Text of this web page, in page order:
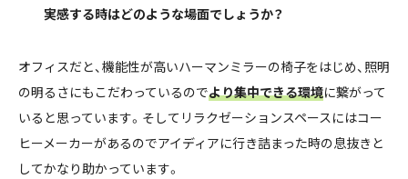
実感する時はどのような場面でしょうか？
オフィスだと、機能性が高いハーマンミラーの椅子をはじめ、照明
の明るさにもこだわっているのでより集中できる環境に繋がって
いると思っています。そしてリラクゼーションスペースにはコー
ヒーメーカーがあるのでアイディアに行き詰まった時の息抜きと
してかなり助かっています。